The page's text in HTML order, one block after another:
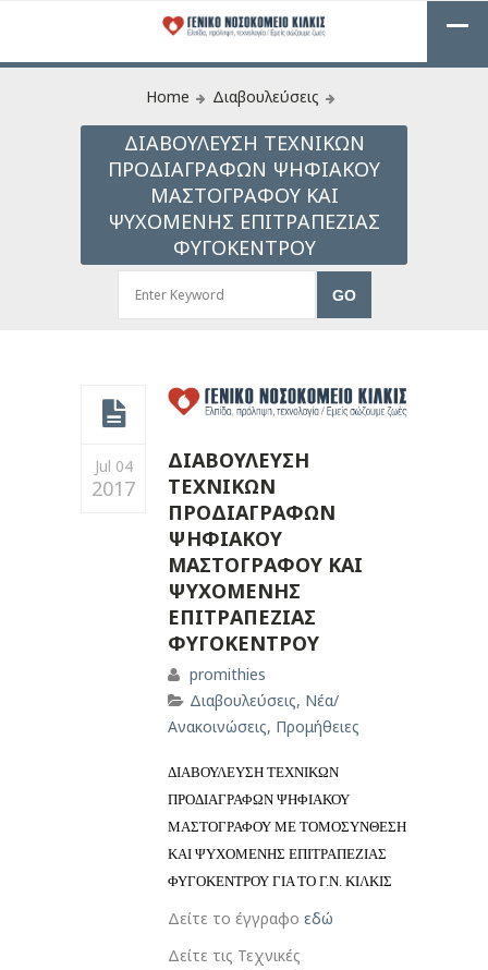
Home Διαβουλεύσεις
ΔΙΑΒΟΥΛΕΥΣΗ ΤΕΧΝΙΚΩΝ
ΠΡΟΔΙΑΓΡΑΦΩΝ ΨΗΦΙΑΚΟΥ
ΜΑΣΤΟΓΡΑΦΟΥ ΚΑΙ
ΨΥΧΟΜΕΝΗΣ ΕΠΙΤΡΑΠΕΖΙΑΣ
ΦΥΓΟΚΕΝΤΡΟΥ
Jul 04
2017
ΔΙΑΒΟΥΛΕΥΣΗ
ΤΕΧΝΙΚΩΝ
ΠΡΟΔΙΑΓΡΑΦΩΝ
ΨΗΦΙΑΚΟΥ
ΜΑΣΤΟΓΡΑΦΟΥ ΚΑΙ
ΨΥΧΟΜΕΝΗΣ
ΕΠΙΤΡΑΠΕΖΙΑΣ
ΦΥΓΟΚΕΝΤΡΟΥ
promithies
Διαβουλεύσεις, Νέα/
Ανακοινώσεις, Προμήθειες
ΔΙΑΒΟΥΛΕΥΣΗ ΤΕΧΝΙΚΩΝ
ΠΡΟΔΙΑΓΡΑΦΩΝ ΨΗΦΙΑΚΟΥ
ΜΑΣΤΟΓΡΑΦΟΥ ΜΕ ΤΟΜΟΣΥΝΘΕΣΗ
ΚΑΙ ΨΥΧΟΜΕΝΗΣ ΕΠΙΤΡΑΠΕΖΙΑΣ
ΦΥΓΟΚΕΝΤΡΟΥ ΓΙΑ ΤΟ Γ.Ν. ΚΙΛΚΙΣ
Δείτε το έγγραφο εδώ
Δείτε τις Τεχνικές